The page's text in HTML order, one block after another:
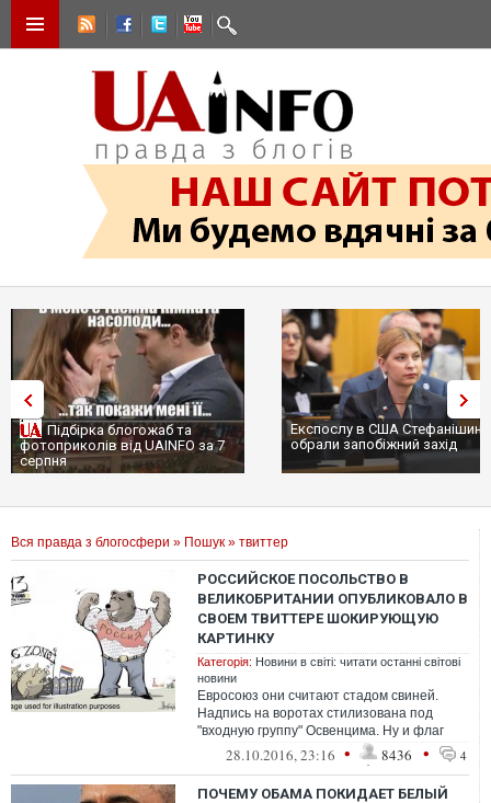
Підбірка блогожаб та
фотоприколів від UAINFO за 7
серпня
Експослу в США
обрали запобіжний захід
Вся правда з блогосфери » Пошук » твиттер
РОССИЙСКОЕ ПОСОЛЬСТВО В
ВЕЛИКОБРИТАНИИ ОПУБЛИКОВАЛО В
СВОЕМ ТВИТТЕРЕ ШОКИРУЮЩУЮ
КАРТИНКУ
Категорія: Новини в світі: читати останні світові
новини
Евросоюз они считают стадом свиней.
Надпись на воротах стилизована под
"входную группу" Освенцима. Ну и флаг
ЛГБТ над всем этим - типа контрольный в
28.10.2016, 23:16 • 8436 • 4
ПОЧЕМУ ОБАМА ПОКИДАЕТ БЕЛЫЙ